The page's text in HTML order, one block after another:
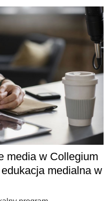
media w Collegium
medialna w